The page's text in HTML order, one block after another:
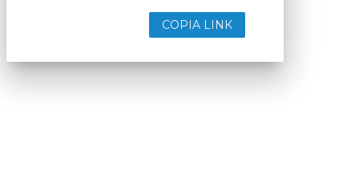
COPIA LINK